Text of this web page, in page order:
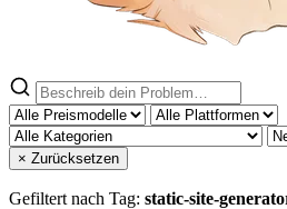
× Zurücksetzen
Gefiltert nach Tag: static-site-